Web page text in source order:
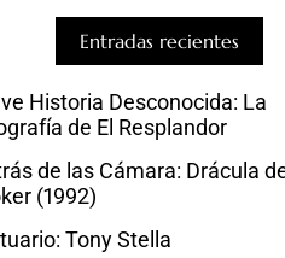
Entradas recientes
Historia Desconocida: La
de El Resplandor
de las Cámara: Drácula
(1992)
Tony Stella